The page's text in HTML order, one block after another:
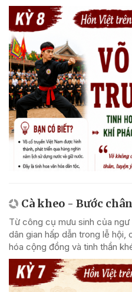
Cà kheo - Bước
Từ công cụ mưu sinh của
dân gian hấp dẫn trong lễ hội,
hóa cộng đồng và tinh thần